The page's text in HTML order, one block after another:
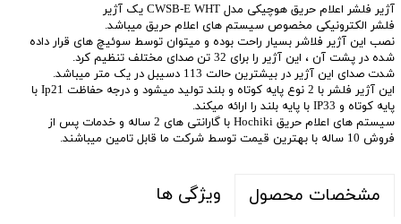
آژیر فلشر اعلام حریق هوچیکی مدل CWSB-E WHT یک آژیر
فلشر الکترونیکی مخصوص سیستم های اعلام حریق میباشد.
نصب این آژیر فلاشر بسیار راحت بوده و میتوان توسط سوئیچ های قرار داده
شده در پشت آن ، این آژیر را برای 32 تن صدای مختلف تنظیم کرد.
شدت صدای این آژیر در بیشترین حالت 113 دسیبل در یک متر میباشد.
این آژیر فلشر با 2 نوع پایه کوتاه و بلند تولید میشود و درجه حفاظت Ip21 با
پایه کوتاه و IP33 با پایه بلند را ارائه میکند.
سیستم های اعلام حریق Hochiki با گارانتی های 2 ساله و خدمات پس از
فروش 10 ساله با بهترین قیمت توسط شرکت ما قابل تامین میباشند.
مشخصات محصول
ویژگی ها